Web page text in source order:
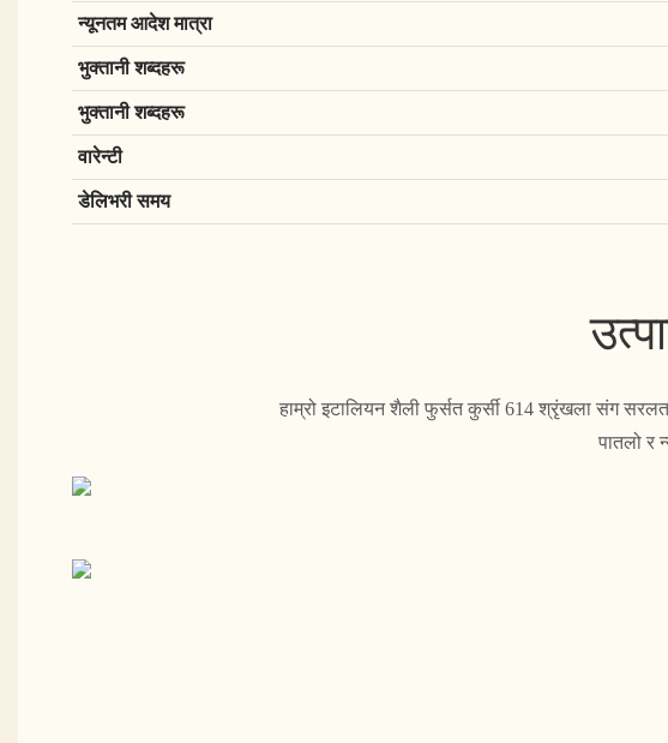
न्यूनतम आदेश मात्रा
भुक्तानी शब्दहरू
भुक्तानी शब्दहरू
वारेन्टी
डेलिभरी समय
हाम्रो इटालियन शैली फुर्सत कुर्सी 614 श्रृंखला संग
पातलो र